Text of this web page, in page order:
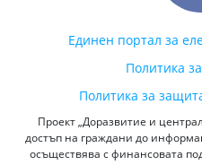
Единен портал за
Политика
Политика за
Проект „Доразвитие и
достъп на граждани до
осъществява с финансовата